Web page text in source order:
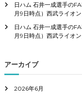
日ハム 石井一成選手の
月9日時点）西武ライオ
日ハム 石井一成選手の
月9日時点）西武ライオ
アーカイブ
2026年6月